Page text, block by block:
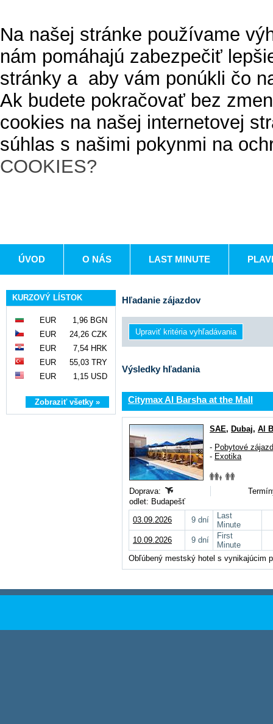
Na našej stránke používame
nám pomáhajú zabezpečiť
stránky a aby vám ponúkli čo
Ak budete pokračovať bez
cookies na našej internetovej
súhlas s našimi pokynmi na
COOKIES?
ÚVOD O NÁS LAST MINUTE
KURZOVÝ LÍSTOK
EUR
1,96 BGN
EUR
24,26 CZK
EUR
7,54 HRK
EUR
55,03 TRY
EUR
1,15 USD
Zobraziť všetky »
Hľadanie zájazdov
Výsledky hľadania
Citymax Al Barsha at the Mall
SAE, Dubaj, Al
- Pobytové
- Exotika
Doprava:
odlet: Budapešť
03.09.2026
9 dní
Last
Minute
10.09.2026
9 dní
First
Minute
Obľúbený mestský hotel s vynikajúcim